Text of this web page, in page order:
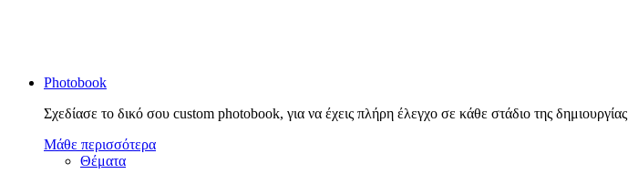
Photobook
Σχεδίασε το δικό σου custom photobook, για να έχεις πλήρη έλεγχο σε κάθε στάδιο της δημιουργίας
Μάθε περισσότερα
Θέματα